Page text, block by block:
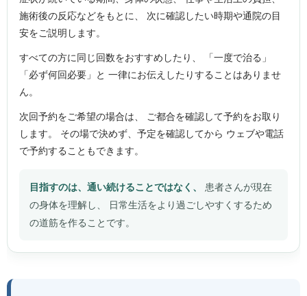
施術後の反応などをもとに、 次に確認したい時期や通院の目
安をご説明します。
すべての方に同じ回数をおすすめしたり、 「一度で治る」
「必ず何回必要」と 一律にお伝えしたりすることはありませ
ん。
次回予約をご希望の場合は、 ご都合を確認して予約をお取り
します。 その場で決めず、予定を確認してから ウェブや電話
で予約することもできます。
目指すのは、通い続けることではなく、
患者さんが現在
の身体を理解し、 日常生活をより過ごしやすくするため
の道筋を作ることです。